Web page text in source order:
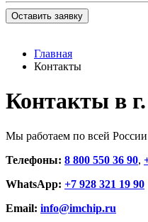
Оставить заявку
Главная
Контакты
Контакты в
Мы работаем по всей
Телефоны: 8 800 550 36 90,
WhatsApp: +7 928 321 19 90
Email: info@imchip.ru